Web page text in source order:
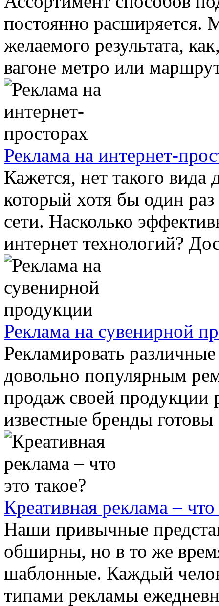
постоянно расширяется.
желаемого результата,
вагоне метро или
Реклама на интернет-
Кажется, нет такого вида
который хотя бы один
сети. Насколько
интернет технологий?
Реклама на сувенирной
Рекламировать
довольно популярным
продаж своей продукции
известные бренды готовы
Креативная реклама – что
Наши привычные
обширны, но в то же
шаблонные. Каждый
типами рекламы